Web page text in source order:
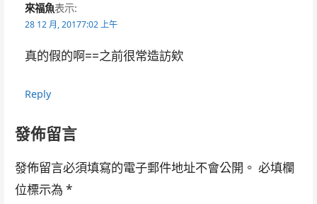
來福魚表示:
28 12 月, 20177:02 上午
真的假的啊==之前很常造訪欸
Reply
發佈留言
發佈留言必須填寫的電子郵件地址不會公開。 必填欄
位標示為 *